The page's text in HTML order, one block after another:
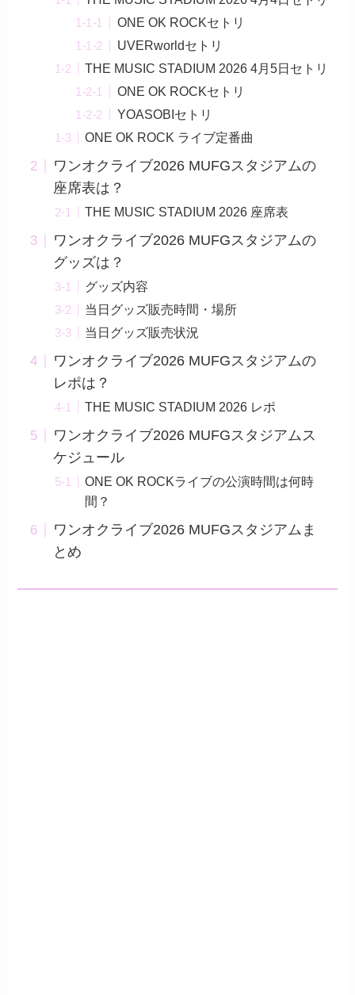
ONE OK ROCKセトリ
UVERworldセトリ
THE MUSIC STADIUM 2026​ 4月5日セトリ
ONE OK ROCKセトリ
YOASOBIセトリ
ONE OK ROCK ライブ定番曲
ワンオクライブ2026 MUFGスタジアムの
座席表は？
THE MUSIC STADIUM 2026​ 座席表
ワンオクライブ2026 MUFGスタジアムの
グッズは？
グッズ内容
当日グッズ販売時間・場所
当日グッズ販売状況
ワンオクライブ2026 MUFGスタジアムの
レポは？
THE MUSIC STADIUM 2026​ レポ
ワンオクライブ2026 MUFGスタジアムス
ケジュール
ONE OK ROCKライブの公演時間は何時
間？
ワンオクライブ2026 MUFGスタジアムま
とめ